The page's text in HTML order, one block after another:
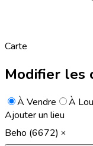
Carte
Modifier les
À Vendre
À
Ajouter un lieu
Beho (6672)